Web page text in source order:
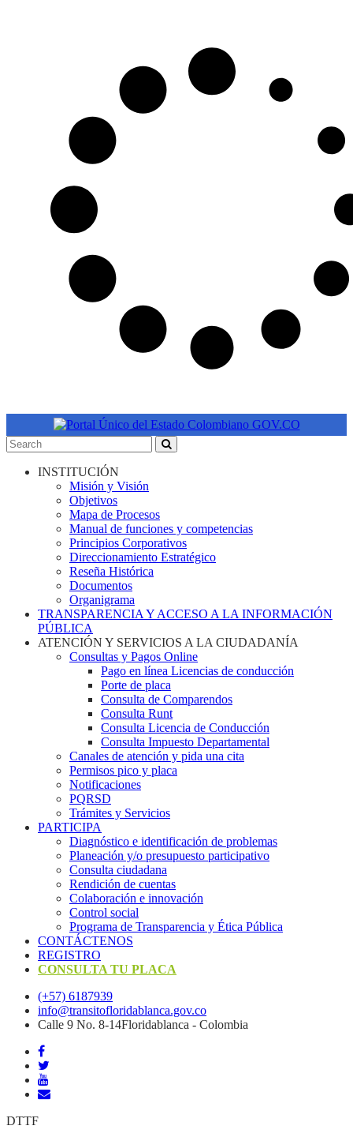
INSTITUCIÓN
Misión y Visión
Objetivos
Mapa de Procesos
Manual de funciones y competencias
Principios Corporativos
Direccionamiento Estratégico
Reseña Histórica
Documentos
Organigrama
TRANSPARENCIA Y ACCESO A LA INFORMACIÓN
PÚBLICA
ATENCIÓN Y SERVICIOS A LA CIUDADANÍA
Consultas y Pagos Online
Pago en línea Licencias de conducción
Porte de placa
Consulta de Comparendos
Consulta Runt
Consulta Licencia de Conducción
Consulta Impuesto Departamental
Canales de atención y pida una cita
Permisos pico y placa
Notificaciones
PQRSD
Trámites y Servicios
PARTICIPA
Diagnóstico e identificación de problemas
Planeación y/o presupuesto participativo​
Consulta ciudadana
Rendición de cuentas
Colaboración e innovación
Control social
Programa de Transparencia y Ética Pública
CONTÁCTENOS
REGISTRO
CONSULTA TU PLACA
(+57) 6187939
info@transitofloridablanca.gov.co
Calle 9 No. 8-14Floridablanca - Colombia
DTTF